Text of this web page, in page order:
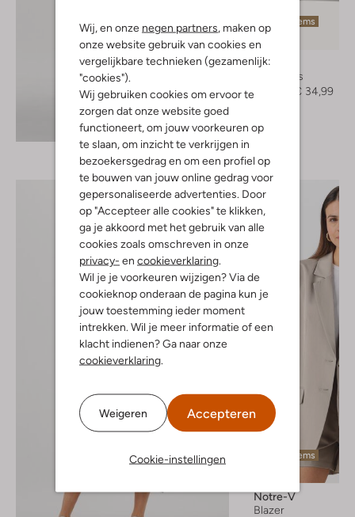
Wij, en onze negen partners, maken op
onze website gebruik van cookies en
vergelijkbare technieken (gezamenlijk:
"cookies").
Wij gebruiken cookies om ervoor te
zorgen dat onze website goed
functioneert, om jouw voorkeuren op
te slaan, om inzicht te verkrijgen in
bezoekersgedrag en om een profiel op
te bouwen van jouw online gedrag voor
gepersonaliseerde advertenties. Door
op "Accepteer alle cookies" te klikken,
ga je akkoord met het gebruik van alle
cookies zoals omschreven in onze
privacy- en cookieverklaring.
Wil je je voorkeuren wijzigen? Via de
cookieknop onderaan de pagina kun je
jouw toestemming ieder moment
intrekken. Wil je meer informatie of een
klacht indienen? Ga naar onze
cookieverklaring.
Weigeren Accepteren
Cookie-instellingen
Ontdek de look
Laatste items
Inuovo
Ballerina's
€ 69,99
€ 34,99
Laatste items
Notre-V
Blazer